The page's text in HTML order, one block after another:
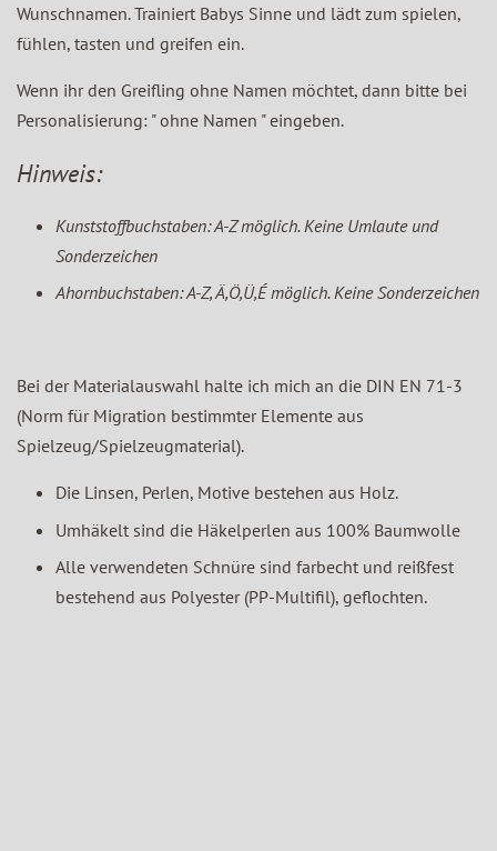
Wunschnamen. Trainiert Babys Sinne und lädt zum spielen,
fühlen, tasten und greifen ein.
Wenn ihr den Greifling ohne Namen möchtet, dann bitte bei
Personalisierung: " ohne Namen " eingeben.
Hinweis:
Kunststoffbuchstaben: A-Z möglich. Keine Umlaute und
Sonderzeichen
Ahornbuchstaben: A-Z, Ä,Ö,Ü,É möglich. Keine Sonderzeichen
Bei der Materialauswahl halte ich mich an die DIN EN 71-3
(Norm für Migration bestimmter Elemente aus
Spielzeug/Spielzeugmaterial).
Die Linsen, Perlen, Motive bestehen aus Holz.
Umhäkelt sind die Häkelperlen aus 100% Baumwolle
Alle verwendeten Schnüre sind farbecht und reißfest
bestehend aus Polyester (PP-Multifil), geflochten.